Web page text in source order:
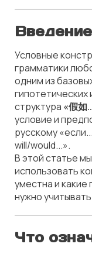
Введение
Условные
грамматики
одним из
гипотетических
структура «假如
условие и
русскому
will/would...».
В этой статье
использовать
уместна и
нужно
Что